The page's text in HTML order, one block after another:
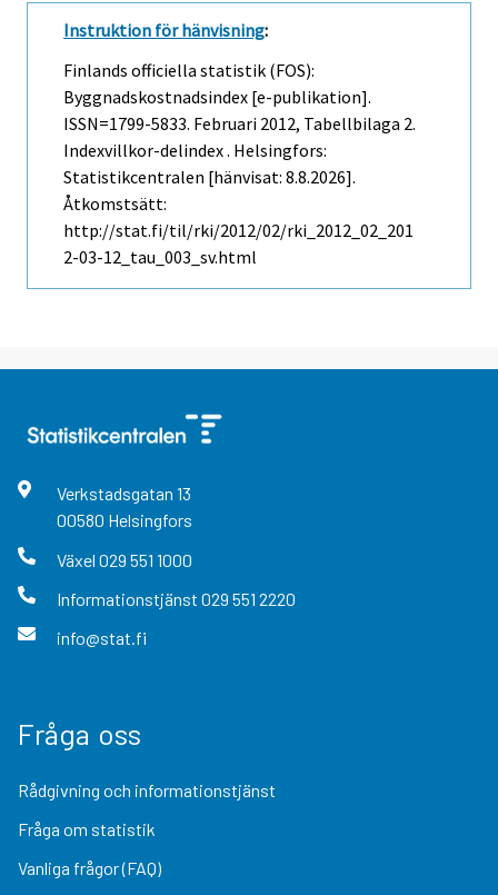
Instruktion för hänvisning:
Finlands officiella statistik (FOS):
Byggnadskostnadsindex [e-publikation].
ISSN=1799-5833. Februari 2012, Tabellbilaga 2.
Indexvillkor-delindex . Helsingfors:
Statistikcentralen [hänvisat: 8.8.2026].
Åtkomstsätt:
http://stat.fi/til/rki/2012/02/rki_2012_02_201
2-03-12_tau_003_sv.html
Verkstadsgatan 13
00580 Helsingfors
Växel 029 551 1000
Informationstjänst 029 551 2220
info@stat.fi
Fråga oss
Rådgivning och informationstjänst
Fråga om statistik
Vanliga frågor (FAQ)